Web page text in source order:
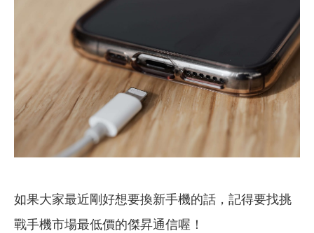
如果大家最近剛好想要換新手機的話，記得要找挑
戰手機市場最低價的傑昇通信喔！